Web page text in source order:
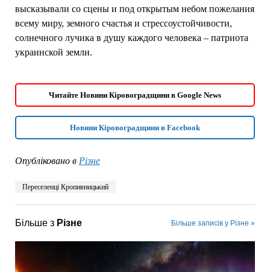
высказывали со сцены и под открытым небом пожелания
всему миру, земного счастья и стрессоустойчивости,
солнечного лучика в душу каждого человека – патриота
украинской земли.
Читайте Новини Кіровоградщини в Google News
Новини Кіровоградщини в Facebook
Опубліковано в Різне
Переселенці Кропивницький
Більше з Різне Більше записів у Різне »